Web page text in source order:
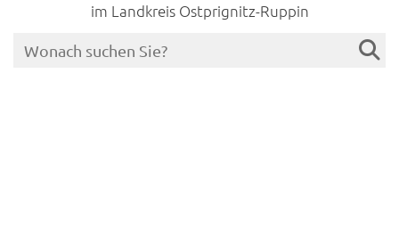
im Landkreis Ostprignitz-Ruppin